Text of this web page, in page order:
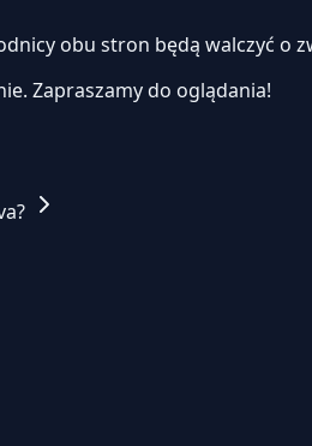
obu stron będą walczyć
Zapraszamy do oglądania!